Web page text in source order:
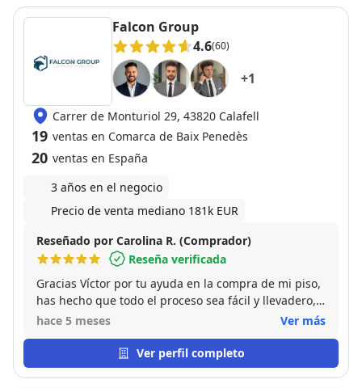
Falcon Group
4.6(60)
+1
Carrer de Monturiol 29, 43820 Calafell
19 ventas en Comarca de Baix Penedès
20 ventas en España
3 años en el negocio
Precio de venta mediano 181k EUR
Reseñado por Carolina R. (Comprador)
Reseña verificada
Gracias Víctor por tu ayuda en la compra de mi piso,
has hecho que todo el proceso sea fácil y llevadero,
siempre atento y disponible para resolver cualquier
que no puedo estar más contenta. ¡Gracias de
verdad por todo!
hace 5 meses Ver más
Ver perfil completo